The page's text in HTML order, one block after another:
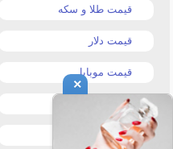
قیمت طلا و سکه
قیمت دلار
قیمت موبایل
قیمت تبلت
تیتر روزنامه ها
×